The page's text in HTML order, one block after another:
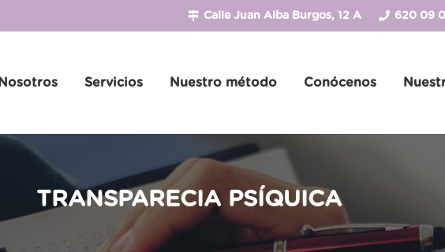
Calle Juan Alba Burgos, 12 A 620 09
Nosotros Servicios Nuestro método Conócenos
TRANSPARECIA PSÍQUICA